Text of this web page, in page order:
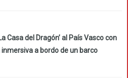
Casa del Dragón’ al País Vasco con
a bordo de un barco